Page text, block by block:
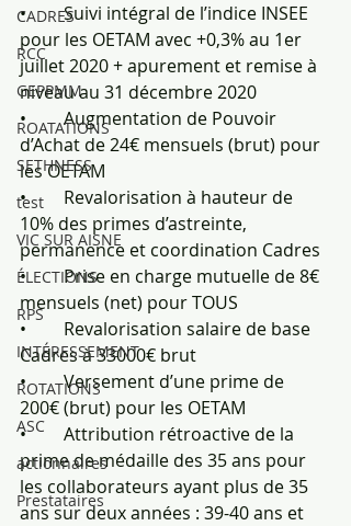
CADRES
RCC
GEPPMM
ROATATIONS
SETHNESS
test
VIC SUR AISNE
ÉLECTIONS
RPS
INTÉRESSEMENT
ROTATIONS
ASC
actionnaires
Prestataires
•	Suivi intégral de l’indice INSEE
pour les OETAM avec +0,3% au 1er
juillet 2020 + apurement et remise à
niveau au 31 décembre 2020
•	Augmentation de Pouvoir
d’Achat de 24€ mensuels (brut) pour
les OETAM
•	Revalorisation à hauteur de
10% des primes d’astreinte,
permanence et coordination Cadres
•	Prise en charge mutuelle de 8€
mensuels (net) pour TOUS
•	Revalorisation salaire de base
Cadres à 33000€ brut
•	Versement d’une prime de
200€ (brut) pour les OETAM
•	Attribution rétroactive de la
prime de médaille des 35 ans pour
les collaborateurs ayant plus de 35
ans sur deux années : 39-40 ans et